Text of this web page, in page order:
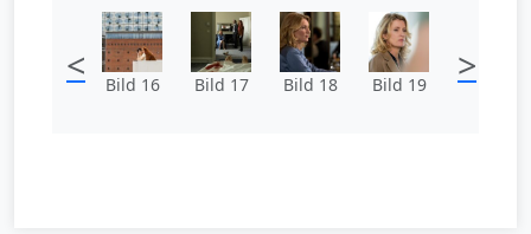
< Bild 16 Bild 17 Bild 18 Bild 19 >